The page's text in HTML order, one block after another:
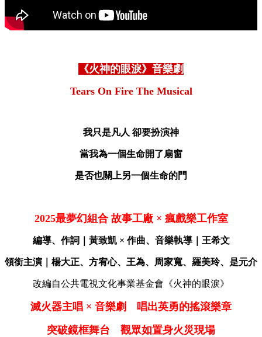
《火神的眼淚》音樂劇
Tears On Fire The Musical
我只是凡人 卻要扮演神
當我為一個生命開了扇窗
是否也關上另一個生命的門
2025最夢幻組合 故事工廠 × 瘋戲樂工作室
編導、作詞｜黃致凱 × 作曲、音樂執導｜王希文
領銜主演｜楊大正、方宥心、王為、周家寬、羅美玲、是元介
改編自公共電視文化事業基金會《火神的眼淚》
滅火器主唱 × 音樂劇 唱出英勇的搖滾樂章
突破鏡框舞台 觀眾如置身火災現場